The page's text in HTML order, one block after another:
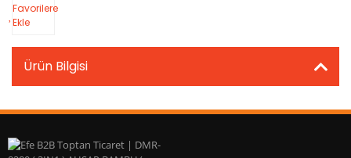
Favorilere
Ekle
Ürün Bilgisi